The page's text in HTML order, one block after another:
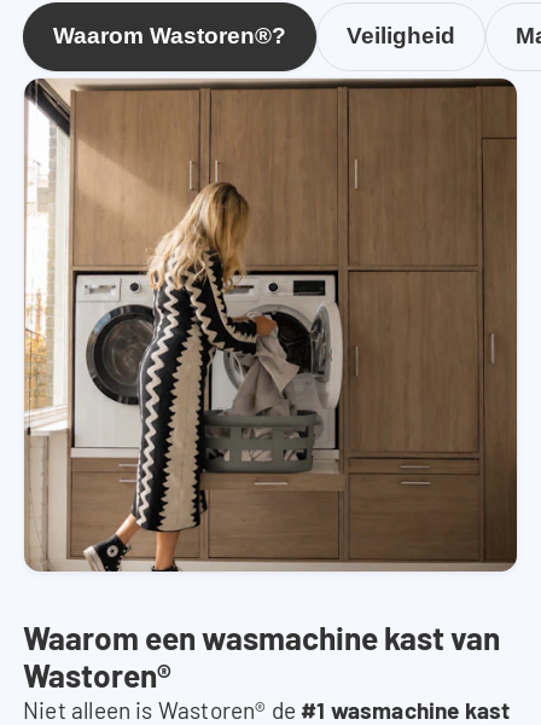
Waarom Wastoren®? Veiligheid
Waarom een wasmachine kast van
Wastoren®
Niet alleen is Wastoren® de #1 wasmachine kast